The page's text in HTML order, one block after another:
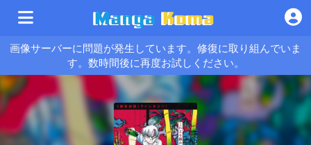
画像サーバーに問題が発生しています。修復に取り組んでいま
す。数時間後に再度お試しください。